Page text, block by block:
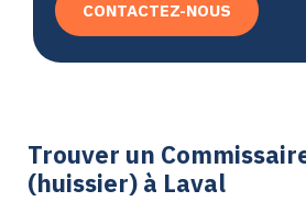
CONTACTEZ-NOUS
Trouver un
(huissier) à Laval